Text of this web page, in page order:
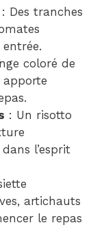
: Des tranches
coloré de
: Un risotto
l’esprit
artichauts
le repas